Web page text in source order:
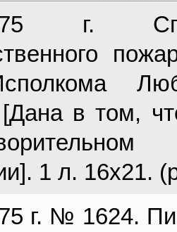
г.
в том,
1 л. 16х21.
г. № 1624.